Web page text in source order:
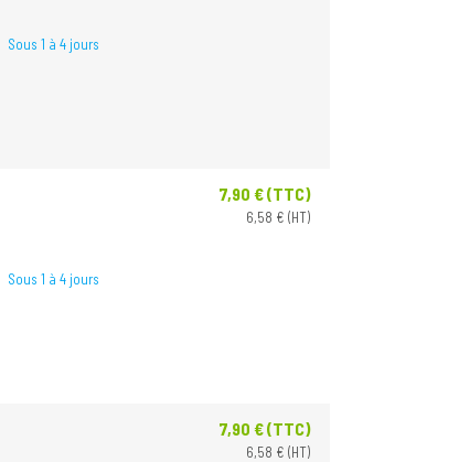
Sous 1 à 4 jours
Sous 1 à 4 jours
Prix
7,90 € (TTC)
6,58 € (HT)
Prix
7,90 € (TTC)
6,58 € (HT)